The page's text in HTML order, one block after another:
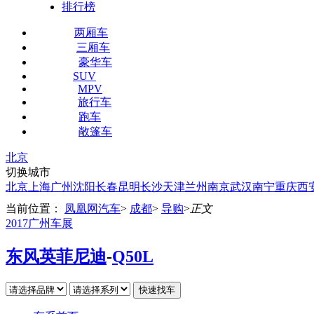
排行榜
两厢车
三厢车
豪华车
SUV
MPV
旅行车
跑车
敞篷车
北京
切换城市
北京 上海广州沈阳长春昆明长沙天津兰州南京武汉南宁重庆西
当前位置：
凤凰网汽车> 成都> 导购>正文
2017广州车展
东风英菲尼迪-Q50L